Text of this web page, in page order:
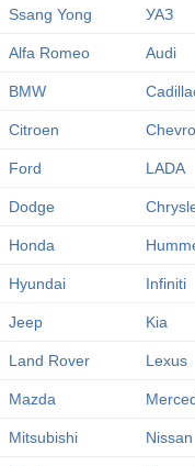
Ssang Yong УАЗ
Alfa Romeo Audi
BMW
Citroen
Ford LADA
Dodge
Honda
Hyundai Infiniti
Jeep Kia
Land Rover Lexus
Mazda
Mitsubishi Nissan